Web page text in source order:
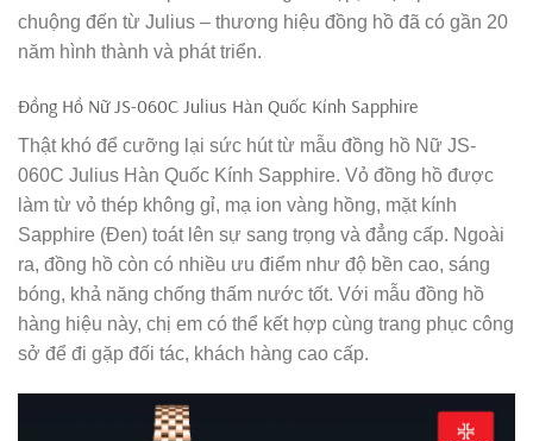
chuộng đến từ Julius – thương hiệu đồng hồ đã có gần 20
năm hình thành và phát triển.
Đồng Hồ Nữ JS-060C Julius Hàn Quốc Kính Sapphire
Thật khó để cưỡng lại sức hút từ mẫu đồng hồ Nữ JS-
060C Julius Hàn Quốc Kính Sapphire. Vỏ đồng hồ được
làm từ vỏ thép không gỉ, mạ ion vàng hồng, mặt kính
Sapphire (Đen) toát lên sự sang trọng và đẳng cấp. Ngoài
ra, đồng hồ còn có nhiều ưu điểm như độ bền cao, sáng
bóng, khả năng chống thấm nước tốt. Với mẫu đồng hồ
hàng hiệu này, chị em có thể kết hợp cùng trang phục công
sở để đi gặp đối tác, khách hàng cao cấp.